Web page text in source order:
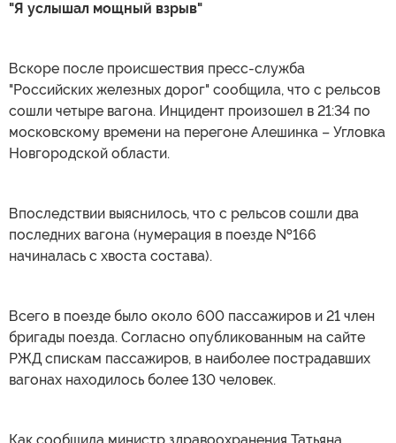
"Я услышал мощный взрыв"
Вскоре после происшествия пресс-служба
"Российских железных дорог" сообщила, что с рельсов
сошли четыре вагона. Инцидент произошел в 21:34 по
московскому времени на перегоне Алешинка – Угловка
Новгородской области.
Впоследствии выяснилось, что c рельсов сошли два
последних вагона (нумерация в поезде №166
начиналась с хвоста состава).
Всего в поезде было около 600 пассажиров и 21 член
бригады поезда. Согласно опубликованным на сайте
РЖД спискам пассажиров, в наиболее пострадавших
вагонах находилось более 130 человек.